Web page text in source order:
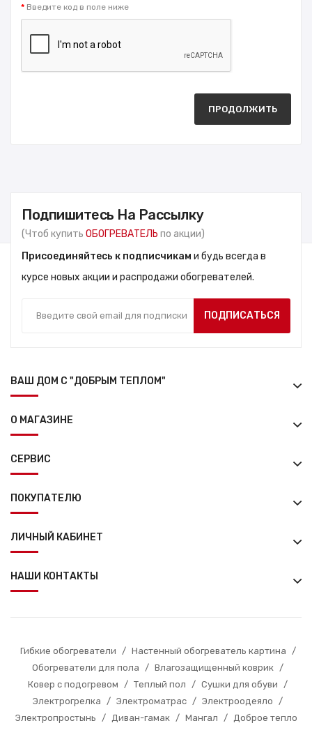
Введите код в поле ниже
ПРОДОЛЖИТЬ
Подпишитесь На Рассылку
(Чтоб купить ОБОГРЕВАТЕЛЬ по акции)
Присоединяйтесь к подписчикам и будь всегда в
курсе новых акции и распродажи обогревателей.
ПОДПИСАТЬСЯ
ВАШ ДОМ С "ДОБРЫМ ТЕПЛОМ"
О МАГАЗИНЕ
СЕРВИС
ПОКУПАТЕЛЮ
ЛИЧНЫЙ КАБИНЕТ
НАШИ КОНТАКТЫ
Гибкие обогреватели / Настенный обогреватель картина
/
Обогреватели для пола
/ Влагозащищенный коврик
/
Ковер с подогревом
/ Теплый пол / Сушки для обуви
/
Электрогрелка
/ Электроматрас / Электроодеяло
/
Электропростынь
/ Диван-гамак / Мангал /
Доброе тепло